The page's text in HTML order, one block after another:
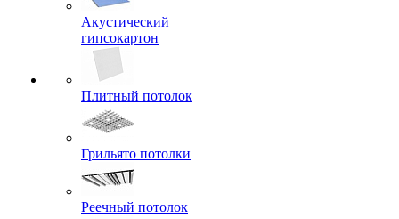
Акустический
гипсокартон
Плитный потолок
Грильято потолки
Реечный потолок